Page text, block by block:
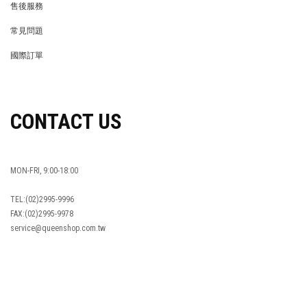
售後服務
常見問題
國際訂單
CONTACT US
MON-FRI, 9:00-18:00
TEL:(02)2995-9996
FAX:(02)2995-9978
service@queenshop.com.tw